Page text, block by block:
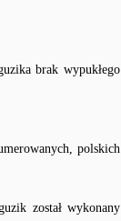
brak wypukłego
polskich
został wykonany